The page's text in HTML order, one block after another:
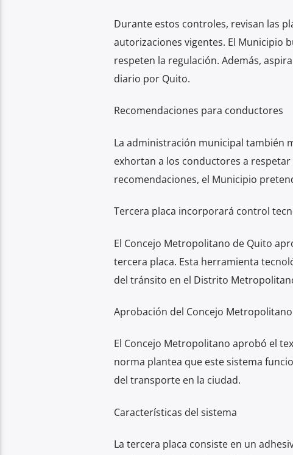
Durante estos controles, revisan las
autorizaciones vigentes. El Municipio
respeten la regulación. Además,
diario por Quito.
Recomendaciones para conductores
La administración municipal también
exhortan a los conductores a
recomendaciones, el Municipio
Tercera placa incorporará control
El Concejo Metropolitano de Quito
tercera placa. Esta herramienta
del tránsito en el Distrito
Aprobación del Concejo Metropolitano
El Concejo Metropolitano aprobó el
norma plantea que este sistema
del transporte en la ciudad.
Características del sistema
La tercera placa consiste en un